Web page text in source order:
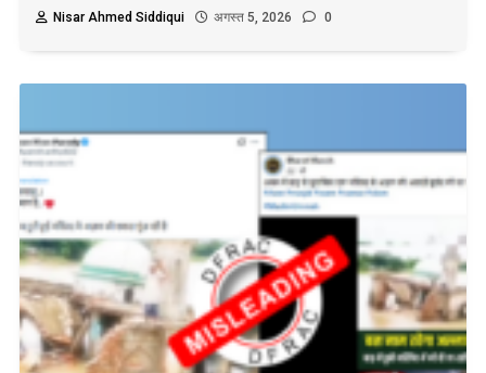
Nisar Ahmed Siddiqui अगस्त 5, 2026 0